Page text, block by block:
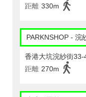
距離 330m
PARKNSHOP - 浣
香港大坑浣紗街
距離 270m